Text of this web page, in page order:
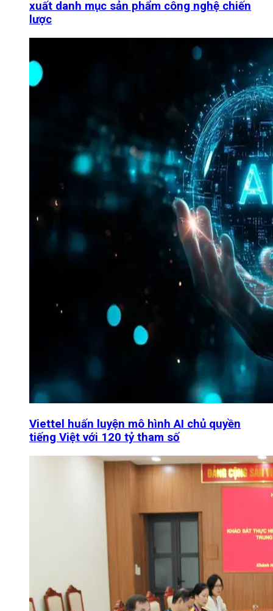
xuất danh mục sản phẩm công nghệ chiến
lược
Viettel huấn luyện mô hình AI chủ quyền
tiếng Việt với 120 tỷ tham số